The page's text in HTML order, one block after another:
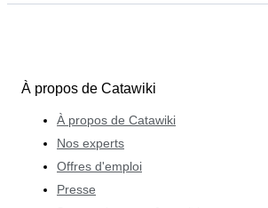
À propos de Catawiki
À propos de Catawiki
Nos experts
Offres d'emploi
Presse